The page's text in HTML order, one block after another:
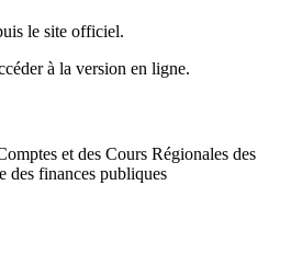
le site officiel.
à la version en ligne.
et des Cours Régionales des
des finances publiques